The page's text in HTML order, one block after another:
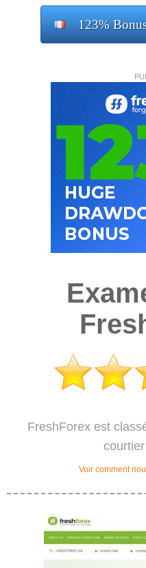
123%
FreshForex est
Voir comment